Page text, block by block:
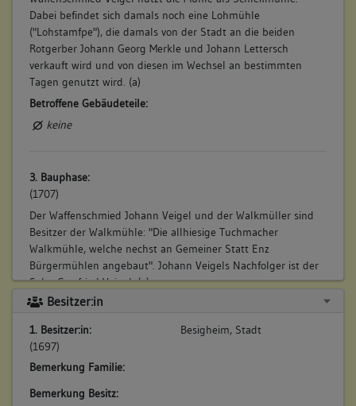
Dabei befindet sich damals noch eine Lohmühle
("Lohstamfpe"), die damals von der Stadt an die beiden
Rotgerber Johann Georg Merkle und Johann Lettersch
verkauft wird und von diesen im Wechsel an bestimmten
Tagen genutzt wird. (a)
Betroffene Gebäudeteile:
keine
3. Bauphase:
(1707)
Der Waffenschmied Johann Veigel und der Walkmüller sind
Besitzer der Walkmühle: "Die allhiesige Tuchmacher
Walkmühle, welche nechst an Gemeiner Statt Enz
Bürgermühlen angebaut". Johann Veigels Nachfolger ist der
Sohn Gottfried Veigel. (a)
Betroffene Gebäudeteile:
keine
4. Bauphase:
(1784)
Besitzer:in
1. Besitzer:in:
(1697)
Besigheim, Stadt
Bemerkung Familie:
Bemerkung Besitz: